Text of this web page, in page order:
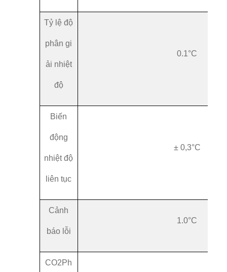
Tỷ lệ độ
phân gi
ải nhiệt
độ
0.1°C
Biến
động
nhiệt độ
liên tục
± 0,3°C
Cảnh
báo lỗi
1.0°C
CO2Ph